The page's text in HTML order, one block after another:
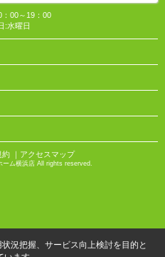
00～19：00
:水曜日
約｜ アクセスマップ
ム横浜店 All rights reserved.
況把握、サービス向上検討を目的と